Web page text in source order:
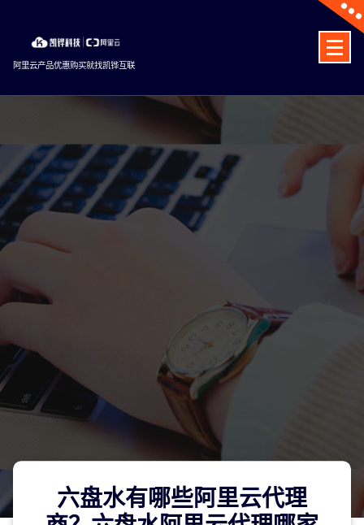
content
阿里云产品优惠购买就找凯铧互联
六盘水有哪些阿里云代理